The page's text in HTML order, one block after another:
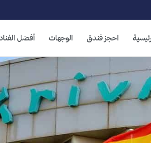
احجز فندق الوجهات أفضل